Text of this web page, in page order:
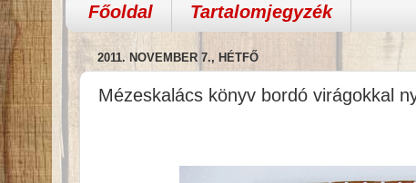
Főoldal Tartalomjegyzék
2011. NOVEMBER 7., HÉTFŐ
Mézeskalács könyv bordó virágokkal